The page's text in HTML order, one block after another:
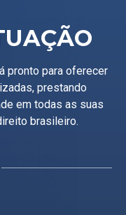
pronto para oferecer
prestando
em todas as suas
brasileiro.